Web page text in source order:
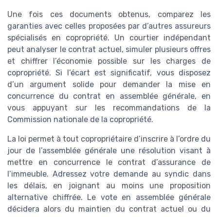
Une fois ces documents obtenus, comparez les
garanties avec celles proposées par d’autres assureurs
spécialisés en copropriété. Un courtier indépendant
peut analyser le contrat actuel, simuler plusieurs offres
et chiffrer l’économie possible sur les charges de
copropriété. Si l’écart est significatif, vous disposez
d’un argument solide pour demander la mise en
concurrence du contrat en assemblée générale, en
vous appuyant sur les recommandations de la
Commission nationale de la copropriété.
La loi permet à tout copropriétaire d’inscrire à l’ordre du
jour de l’assemblée générale une résolution visant à
mettre en concurrence le contrat d’assurance de
l’immeuble. Adressez votre demande au syndic dans
les délais, en joignant au moins une proposition
alternative chiffrée. Le vote en assemblée générale
décidera alors du maintien du contrat actuel ou du